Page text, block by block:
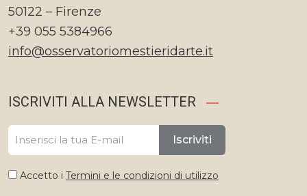
50122 – Firenze
+39 055 5384966
info@osservatoriomestieridarte.it
ISCRIVITI ALLA NEWSLETTER
Iscriviti
Accetto i Termini e le condizioni di utilizzo